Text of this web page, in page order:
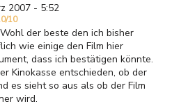
2007 - 5:52
10
der beste den ich bisher
wie einige den Film hier
dass ich bestätigen könnte.
Kinokasse entschieden, ob der
es sieht so aus als ob der Film
wird.